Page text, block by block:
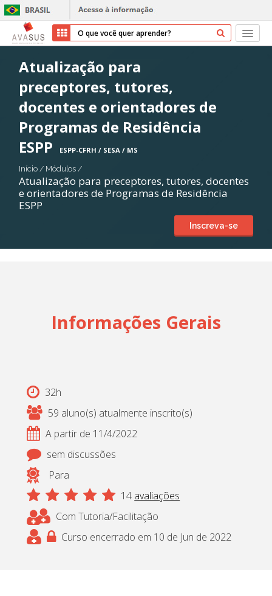
Cursos
Parceiros
Sobre nós
Transparência
Atualização para
preceptores, tutores,
docentes e orientadores de
Programas de Residência
ESPP
ESPP-CFRH / SESA / MS
Início / Módulos/
Atualização para preceptores, tutores, docentes
e orientadores de Programas de Residência
ESPP
Inscreva-se
Informações Gerais
32h
59 aluno(s) atualmente inscrito(s)
A partir de 11/4/2022
sem discussões
Para
14 avaliações
Com Tutoria/Facilitação
Curso encerrado em 10 de Jun de 2022